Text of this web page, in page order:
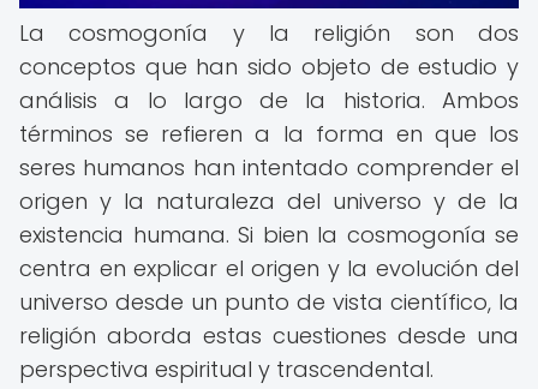
La cosmogonía y la religión son dos
conceptos que han sido objeto de estudio y
análisis a lo largo de la historia. Ambos
términos se refieren a la forma en que los
seres humanos han intentado comprender el
origen y la naturaleza del universo y de la
existencia humana. Si bien la cosmogonía se
centra en explicar el origen y la evolución del
universo desde un punto de vista científico, la
religión aborda estas cuestiones desde una
perspectiva espiritual y trascendental.